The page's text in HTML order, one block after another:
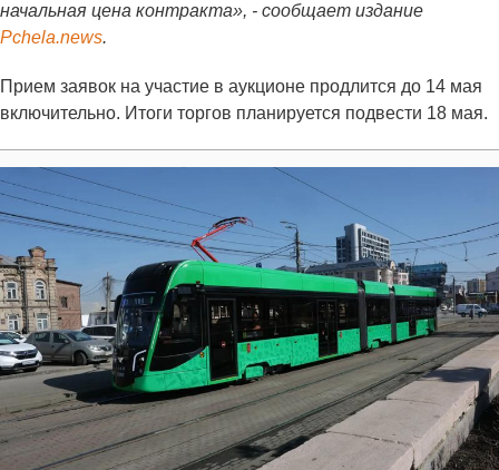
начальная цена контракта», - сообщает издание
Pchela.news.
Прием заявок на участие в аукционе продлится до 14 мая
включительно. Итоги торгов планируется подвести 18 мая.